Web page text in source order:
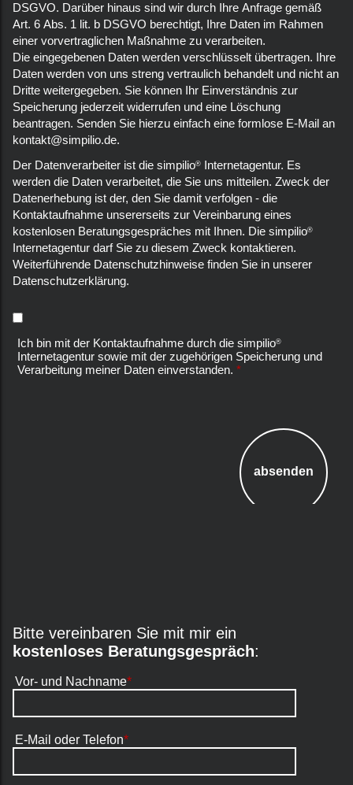
DSGVO. Darüber hinaus sind wir durch Ihre Anfrage gemäß
Art. 6 Abs. 1 lit. b DSGVO berechtigt, Ihre Daten im Rahmen
einer vorvertraglichen Maßnahme zu verarbeiten.
Die eingegebenen Daten werden verschlüsselt übertragen. Ihre
Daten werden von uns streng vertraulich behandelt und nicht an
Dritte weitergegeben. Sie können Ihr Einverständnis zur
Speicherung jederzeit widerrufen und eine Löschung
beantragen. Senden Sie hierzu einfach eine formlose E-Mail an
kontakt@simpilio.de.
Der Datenverarbeiter ist die simpilio® Internetagentur. Es
werden die Daten verarbeitet, die Sie uns mitteilen. Zweck der
Datenerhebung ist der, den Sie damit verfolgen - die
Kontaktaufnahme unsererseits zur Vereinbarung eines
kostenlosen Beratungsgespräches mit Ihnen. Die simpilio®
Internetagentur darf Sie zu diesem Zweck kontaktieren.
Weiterführende Datenschutzhinweise finden Sie in unserer
Datenschutzerklärung.
Ich bin mit der Kontaktaufnahme durch die simpilio®
Internetagentur sowie mit der zugehörigen Speicherung und
Verarbeitung meiner Daten einverstanden.*
Bitte vereinbaren Sie mit mir ein
kostenloses Beratungsgespräch:
Vor- und Nachname*
E-Mail oder Telefon*